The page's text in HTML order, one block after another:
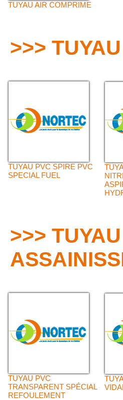
TUYAU AIR COMPRIME
>>>
TUYAU PVC SPIRE PVC
SPECIAL FUEL
>>>
TUYAU PVC
TRANSPARENT SPÉCIAL
REFOULEMENT